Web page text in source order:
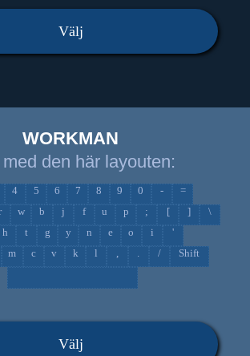
Välj
WORKMAN
den här layouten:
4 5 6 7 8 9 0 -
=
w b j f u p ; [ ]
\
h t g y n e o i
'
m c v k l , . / Shift
Välj